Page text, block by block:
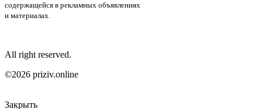
содержащейся в рекламных объявлениях
и материалах.
All right reserved.
©2026 priziv.online
Закрыть